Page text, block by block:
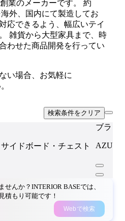
業のメーカーです。 約
外、国内にて製造してお
応できるよう、幅広いテイ
雑貨から大型家具まで、時
わせた商品開発を行ってい
い場合、お気軽に
検索条件をクリア
イドボード・チェスト
ブラン
んか？INTERIOR BASEでは、
積もり可能です！
Webで検索